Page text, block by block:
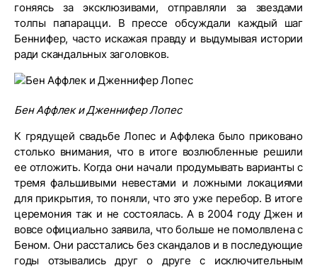
гоняясь за эксклюзивами, отправляли за звездами
толпы папарацци. В прессе обсуждали каждый шаг
Беннифер, часто искажая правду и выдумывая истории
ради скандальных заголовков.
Бен Аффлек и Дженнифер Лопес
К грядущей свадьбе Лопес и Аффлека было приковано
столько внимания, что в итоге возлюбленные решили
ее отложить. Когда они начали продумывать варианты с
тремя фальшивыми невестами и ложными локациями
для прикрытия, то поняли, что это уже перебор. В итоге
церемония так и не состоялась. А в 2004 году Джен и
вовсе официально заявила, что больше не помолвлена с
Беном. Они расстались без скандалов и в последующие
годы отзывались друг о друге с исключительным